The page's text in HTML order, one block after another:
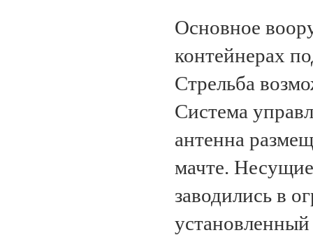
Основное
контейнерах
Стрельба
Система
антенна
мачте.
заводились в